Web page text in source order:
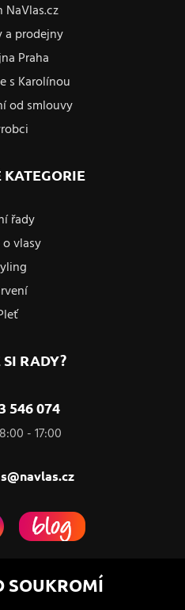
NaVlas.cz
a prodejny
Praha
s Karolínou
od smlouvy
řady
o vlasy
RADY?
546 074
- 17:00
kosmetika
a prodejen
SOUKROMÍ